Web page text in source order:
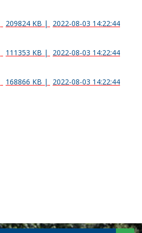
209824 KB | 2022-08-03 14:22:44
111353 KB | 2022-08-03 14:22:44
168866 KB | 2022-08-03 14:22:44